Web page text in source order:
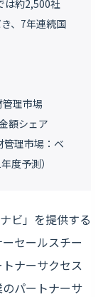
は約2,500社
、7年連続国
理市場
額シェア
管理市場：ベ
度予測）
ビ」を提供する
セールスチー
ナーサクセス
パートナーサ